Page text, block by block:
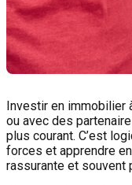
Investir en
ou avec des
plus courant. C’est
forces et apprendre
rassurante et souvent